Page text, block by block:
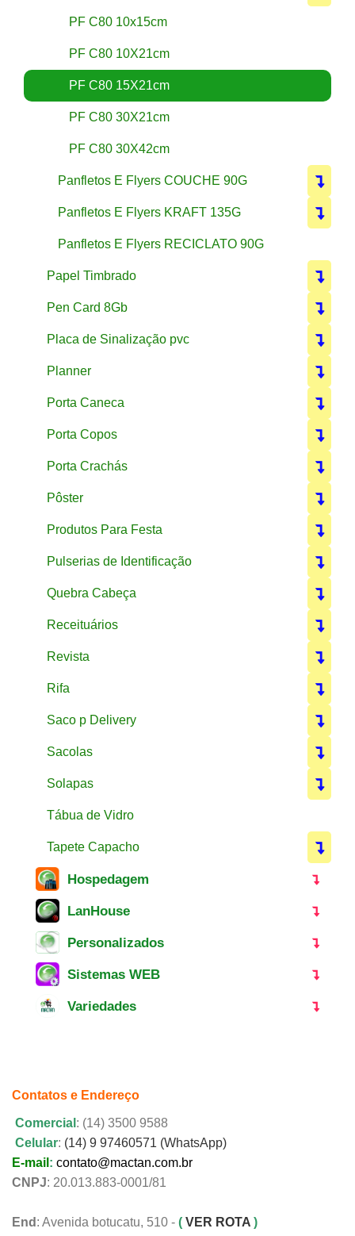
PF C80 10x15cm
PF C80 10X21cm
PF C80 15X21cm
PF C80 30X21cm
PF C80 30X42cm
Panfletos E Flyers COUCHE 90G
Panfletos E Flyers KRAFT 135G
Panfletos E Flyers RECICLATO 90G
Papel Timbrado
Pen Card 8Gb
Placa de Sinalização pvc
Planner
Porta Caneca
Porta Copos
Porta Crachás
Pôster
Produtos Para Festa
Pulserias de Identificação
Quebra Cabeça
Receituários
Revista
Rifa
Saco p Delivery
Sacolas
Solapas
Tábua de Vidro
Tapete Capacho
Hospedagem
LanHouse
Personalizados
Sistemas WEB
Variedades
Contatos e Endereço
Comercial : (14) 3500 9588
Celular: (14) 9 97460571 (WhatsApp)
E-mail : contato@mactan.com.br
CNPJ: 20.013.883-0001/81
End : Avenida botucatu, 510 - ( VER ROTA )